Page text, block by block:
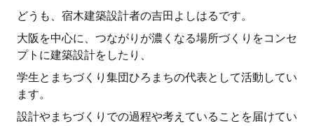
どうも、宿木建築設計者の吉田よしはるです。
大阪を中心に、つながりが濃くなる場所づくりをコンセ
プトに建築設計をしたり、
学生とまちづくり集団ひろまちの代表として活動してい
ます。
設計やまちづくりでの過程や考えていることを届けてい